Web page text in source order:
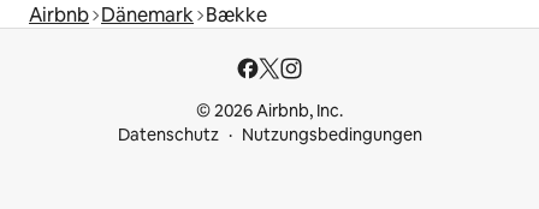
Airbnb Dänemark Bække
© 2026 Airbnb, Inc.
Datenschutz
Nutzungsbedingungen